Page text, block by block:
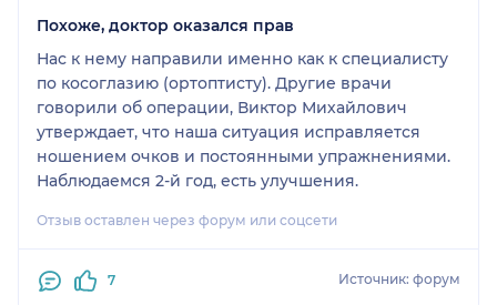
Похоже, доктор оказался прав
Нас к нему направили именно как к специалисту
по косоглазию (ортоптисту). Другие врачи
говорили об операции, Виктор Михайлович
утверждает, что наша ситуация исправляется
ношением очков и постоянными упражнениями.
Наблюдаемся 2-й год, есть улучшения.
Отзыв оставлен через форум или соцсети
7 Источник: форум